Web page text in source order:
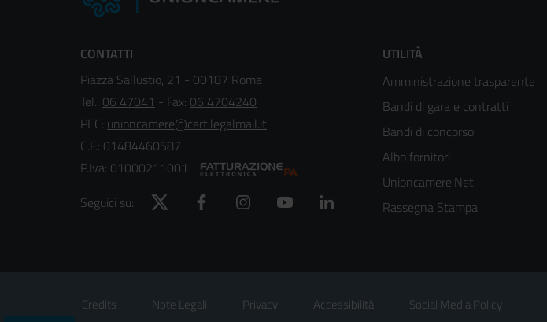
CONTATTI
Piazza Sallustio, 21 - 00187 Roma
Tel.: 06 47041 - Fax: 06 4704240
PEC: unioncamere@cert.legalmail.it
C.F.: 01484460587
P.Iva: 01000211001
Seguici su:
Twitter Facebook Instagram YouTube
Footer
menù
colonna
2
UTILITÀ
Amministrazione trasparente
Bandi di gara e contratti
Bandi di concorso
Albo fornitori
Unioncamere.Net
Rassegna Stampa
Footer
Credits Note Legali Privacy Accessibilità Social Media Policy